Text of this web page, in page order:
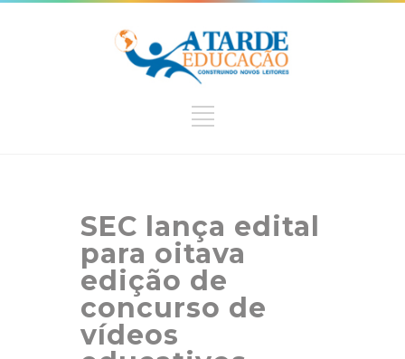
SEC lança edital
para oitava
edição de
concurso de
vídeos